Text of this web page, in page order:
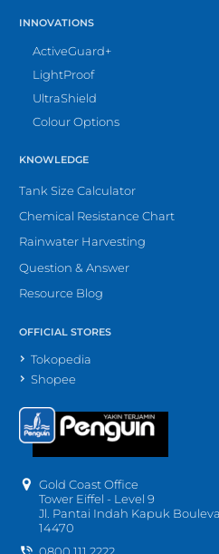
INNOVATIONS
ActiveGuard+
LightProof
UltraShield
Colour Options
KNOWLEDGE
Tank Size Calculator
Chemical Resistance Chart
Rainwater Harvesting
Question & Answer
Resource Blog
OFFICIAL STORES
Tokopedia
Shopee
Gold Coast Office
Tower Eiffel - Level 9
Jl. Pantai Indah Kapuk
14470